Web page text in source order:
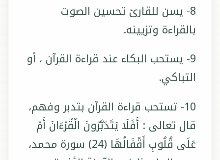
8- يسن للقارئ تحسين الصوت
بالقراءة وتزيينه.
9- يستحب البكاء عند قراءة القرآن ، أو
التباكي.
10- تستحب قراءة القرآن بتدبر وفهم،
قال تعالى : أَفَلَا يَتَدَبَّرُونَ الْقُرْءَانَ أَمْ
عَلَى قُلُوبِ أَقْفَالُهَا (24) سورة محمد،